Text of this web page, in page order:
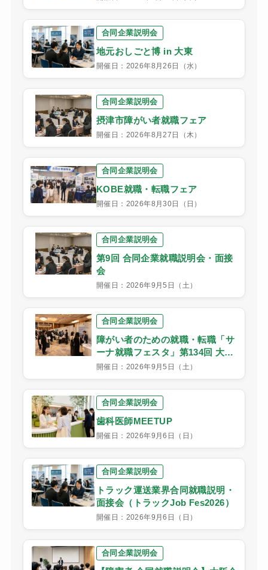
合同企業説明会
地元おしごと博 in 大東
開催日：2026年8月26日（水）
合同企業説明会
摂津市障がい者就職フェア
開催日：2026年8月27日（木）
合同企業説明会
KOBE就職・転職フェア
開催日：2026年8月30日（日）
合同企業説明会
第9回 合同企業就職説明会・面接
会
開催日：2026年9月5日（土）
合同企業説明会
障がい者のための就職・転職「サ
ーナ就職フェスタ」第134回 大阪
会場
開催日：2026年9月5日（土）
合同企業説明会
歯科医師MEETUP
開催日：2026年9月6日（日）
合同企業説明会
トラック運送業界合同就職説明・
面接会（トラックJob Fes2026）
開催日：2026年9月6日（日）
合同企業説明会